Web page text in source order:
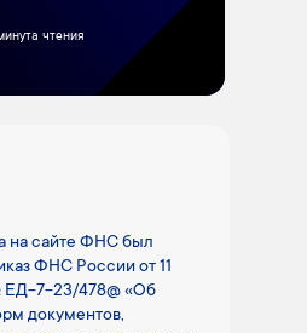
чтения
на сайте ФНС был
ФНС России от 11
ЕД-7-23/478@ «Об
документов,